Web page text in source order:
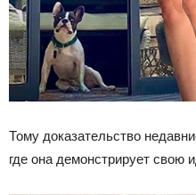
Тому доказательство
где она демонстрирует свою